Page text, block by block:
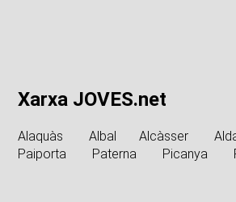
Xarxa JOVES.net
Alaquàs Albal Alcàsser
Paiporta
Paterna Picanya